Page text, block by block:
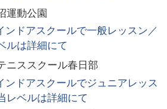
運動公園
ンドアスクールで一般レッスン／
ルは詳細にて
ニススクール春日部
ンドアスクールでジュニアレッス
レベルは詳細にて